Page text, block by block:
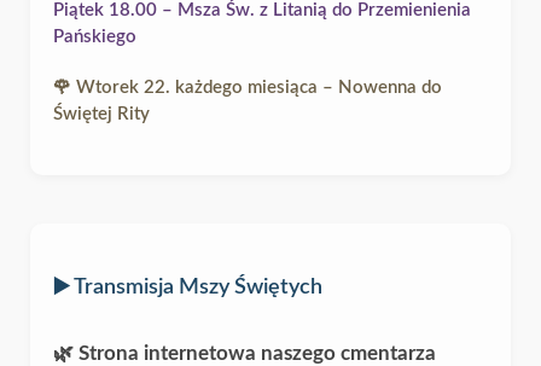
Piątek 18.00 – Msza Św. z Litanią do Przemienienia
Pańskiego
🌹 Wtorek 22. każdego miesiąca – Nowenna do
Świętej Rity
▶️ Transmisja Mszy Świętych
🌿 Strona internetowa naszego cmentarza